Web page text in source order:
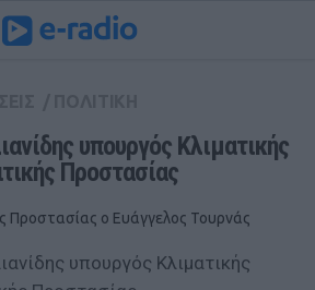
υπουργός Κλιματικής
Προστασίας
Προστασίας ο Ευάγγελος Τουρνάς